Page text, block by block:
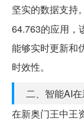
坚实的数据支持
64.763的应用，
能够实时更新和
时效性。
二、智能AI
在新奥门王中王